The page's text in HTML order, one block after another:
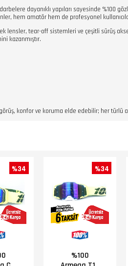
dayanıklı yapıları sayesinde %100
hem amatör hem de profesyonel
lensler, tear-off sistemleri ve çeşitli sürüş
kazanmıştır.
konfor ve koruma elde edebilir; her türlü
%34
%100
%34